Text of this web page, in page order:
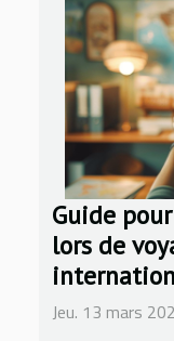
Guide
lors de
Jeu. 13 mars